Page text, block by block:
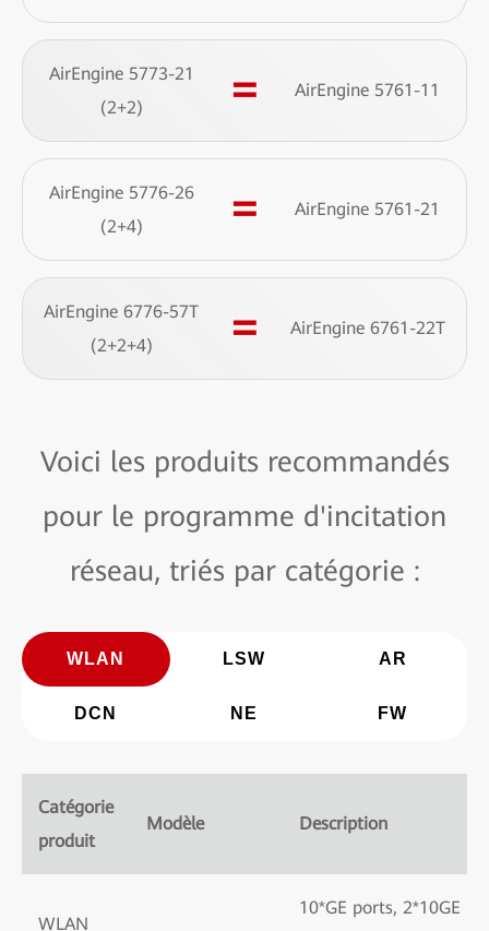
AirEngine 5773-21
(2+2)
= AirEngine 5761-11
AirEngine 5776-26
(2+4)
= AirEngine 5761-21
AirEngine 6776-57T
(2+2+4)
= AirEngine 6761-22T
Voici les produits recommandés
pour le programme d'incitation
réseau, triés par catégorie :
WLAN LSW AR
DCN NE FW
Catégorie
produit
Modèle Description
WLAN
10*GE ports, 2*10GE